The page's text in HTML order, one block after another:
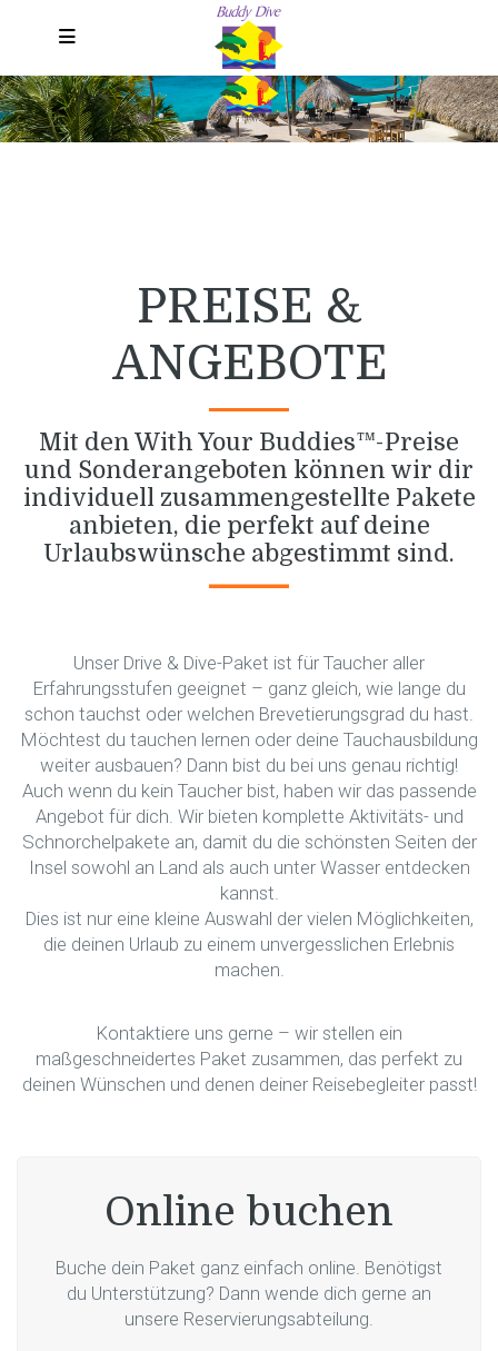
PREISE &
ANGEBOTE
Mit den With Your Buddies™-Preise
und Sonderangeboten können wir dir
individuell zusammengestellte Pakete
anbieten, die perfekt auf deine
Urlaubswünsche abgestimmt sind.
Unser Drive & Dive-Paket ist für Taucher aller
Erfahrungsstufen geeignet – ganz gleich, wie lange du
schon tauchst oder welchen Brevetierungsgrad du hast.
Möchtest du tauchen lernen oder deine Tauchausbildung
weiter ausbauen? Dann bist du bei uns genau richtig!
Auch wenn du kein Taucher bist, haben wir das passende
Angebot für dich. Wir bieten komplette Aktivitäts- und
Schnorchelpakete an, damit du die schönsten Seiten der
Insel sowohl an Land als auch unter Wasser entdecken
kannst.
Dies ist nur eine kleine Auswahl der vielen Möglichkeiten,
die deinen Urlaub zu einem unvergesslichen Erlebnis
machen.
Kontaktiere uns gerne – wir stellen ein
maßgeschneidertes Paket zusammen, das perfekt zu
deinen Wünschen und denen deiner Reisebegleiter passt!
Online buchen
Buche dein Paket ganz einfach online. Benötigst
du Unterstützung? Dann wende dich gerne an
unsere Reservierungsabteilung.